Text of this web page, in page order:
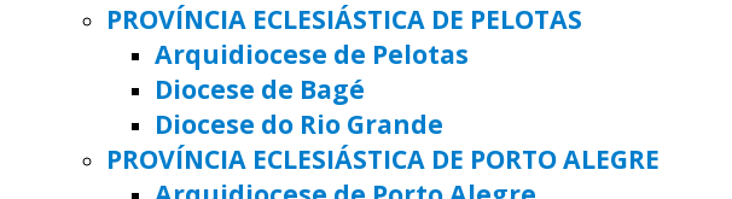
PROVÍNCIA ECLESIÁSTICA DE PELOTAS
Arquidiocese de Pelotas
Diocese de Bagé
Diocese do Rio Grande
PROVÍNCIA ECLESIÁSTICA DE PORTO ALEGRE